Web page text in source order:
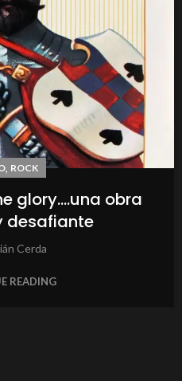
, ROCK
glory….una obra
desafiante
Cerda
READING